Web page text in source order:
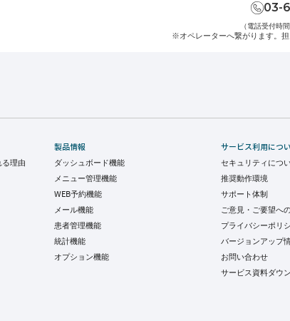
03-
（電話受付時
※オペレーターへ繋がります。
理由
製品情報
ダッシュボード機能
メニュー管理機能
WEB予約機能
メール機能
患者管理機能
統計機能
オプション機能
サービス利用につ
セキュリティにつ
推奨動作環境
サポート体制
ご意見・ご要望へ
プライバシーポリ
バージョンアップ
お問い合わせ
サービス資料ダウ